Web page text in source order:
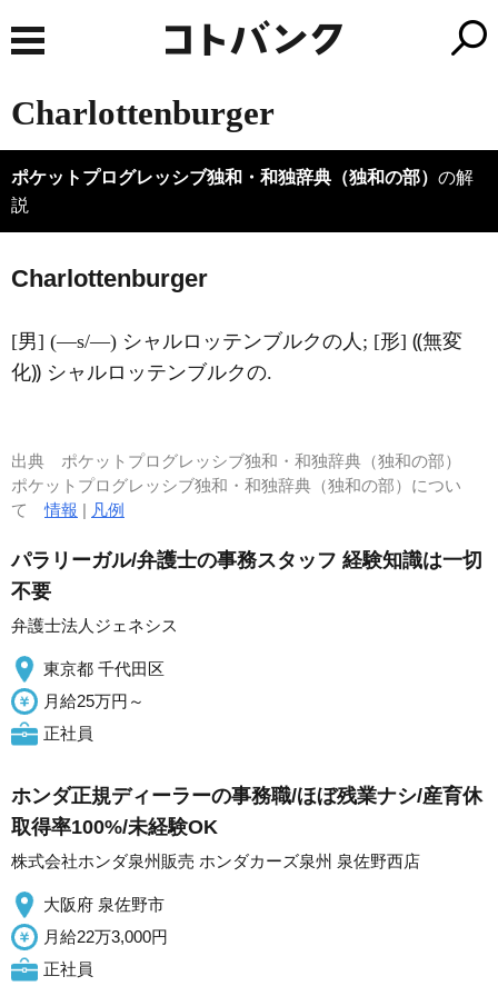
Charlottenburger
ポケットプログレッシブ独和・和独辞典（独和の部） の解
説
Charlottenburger
[男] (―s/―) シャルロッテンブルクの人; [形] ⸨無変
化⸩ シャルロッテンブルクの.
出典 ポケットプログレッシブ独和・和独辞典（独和の部）
ポケットプログレッシブ独和・和独辞典（独和の部）につい
て情報 | 凡例
パラリーガル/弁護士の事務スタッフ 経験知識は一切
不要
弁護士法人ジェネシス
東京都 千代田区
月給25万円～
正社員
ホンダ正規ディーラーの事務職/ほぼ残業ナシ/産育休
取得率100%/未経験OK
株式会社ホンダ泉州販売 ホンダカーズ泉州 泉佐野西店
大阪府 泉佐野市
月給22万3,000円
正社員